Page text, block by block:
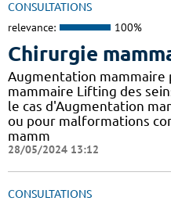
CONSULTATIONS
relevance: 100%
Chirurgie
Augmentation mammaire
mammaire Lifting des
le cas d'Augmentation
ou pour malformations
mamm
28/05/2024 13:12
CONSULTATIONS